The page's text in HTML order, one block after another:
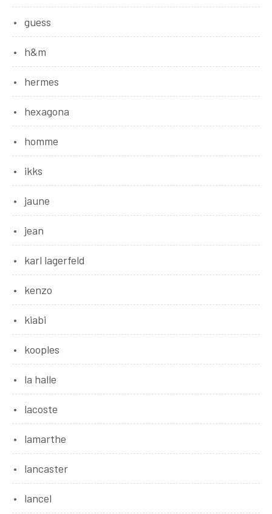
guess
h&m
hermes
hexagona
homme
ikks
jaune
jean
karl lagerfeld
kenzo
kiabi
kooples
la halle
lacoste
lamarthe
lancaster
lancel